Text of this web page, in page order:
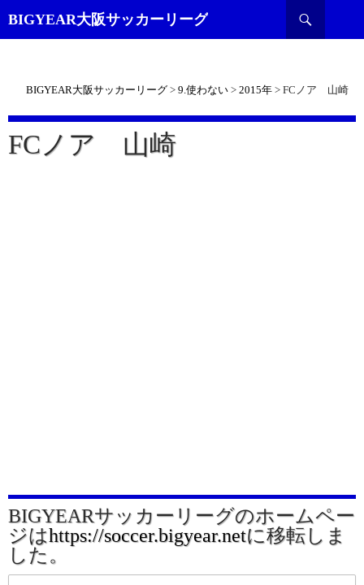
BIGYEAR大阪サッカーリーグ
索
BIGYEAR大阪サッカーリーグ > 9.使わない > 2015年 > FCノア 山崎
FCノア 山崎
BIGYEARサッカーリーグのホームペー
ジはhttps://soccer.bigyear.netに移転しま
した。